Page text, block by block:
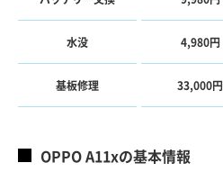
水没 4,980円
基板修理 33,000円
OPPO A11xの基本情報